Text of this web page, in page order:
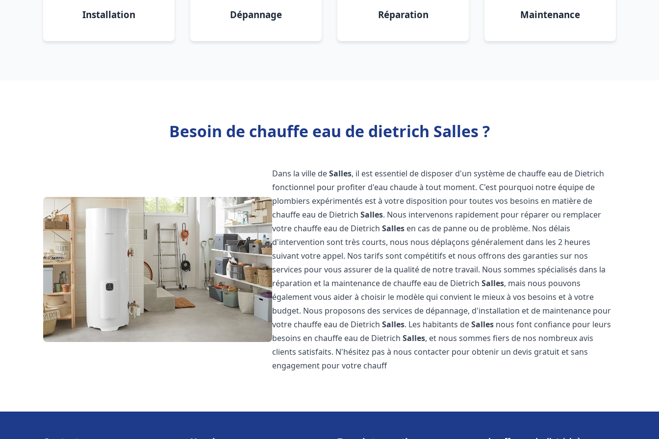
Installation Dépannage Réparation Maintenance
Besoin de chauffe eau de dietrich Salles ?
Dans la ville deSalles, il est essentiel de disposer d'un système de chauffe eau de Dietrich
fonctionnel pour profiter d'eau chaude à tout moment. C'est pourquoi notre équipe de
plombiers expérimentés est à votre disposition pour toutes vos besoins en matière de
chauffe eau de DietrichSalles. Nous intervenons rapidement pour réparer ou remplacer
votre chauffe eau de DietrichSalles en cas de panne ou de problème. Nos délais
d'intervention sont très courts, nous nous déplaçons généralement dans les 2 heures
suivant votre appel. Nos tarifs sont compétitifs et nous offrons des garanties sur nos
services pour vous assurer de la qualité de notre travail. Nous sommes spécialisés dans la
réparation et la maintenance de chauffe eau de DietrichSalles, mais nous pouvons
également vous aider à choisir le modèle qui convient le mieux à vos besoins et à votre
budget. Nous proposons des services de dépannage, d'installation et de maintenance pour
votre chauffe eau de DietrichSalles. Les habitants deSalles nous font confiance pour leurs
besoins en chauffe eau de DietrichSalles, et nous sommes fiers de nos nombreux avis
clients satisfaits. N'hésitez pas à nous contacter pour obtenir un devis gratuit et sans
engagement pour votre chauff